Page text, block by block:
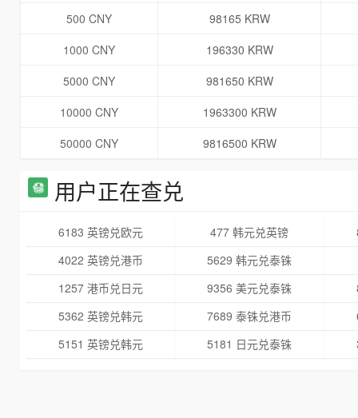
500 CNY
98165 KRW
1000 CNY
196330 KRW
5000 CNY
981650 KRW
10000 CNY
1963300 KRW
50000 CNY
9816500 KRW
用户正在查兑
6183 英镑兑欧元 477 韩元兑英镑
4022 英镑兑港币
5629 韩元兑泰铢
1257 港币兑日元
9356 美元兑泰铢
5362 英镑兑韩元
7689 泰铢兑港币
5151 英镑兑韩元
5181 日元兑泰铢